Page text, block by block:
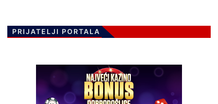
PRIJATELJI PORTALA